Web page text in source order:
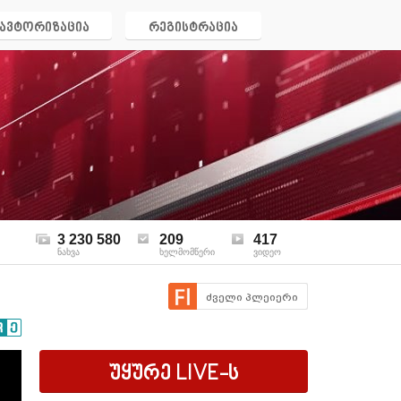
ავტორიზაცია რეგისტრაცია
3 230 580
ნახვა
209
ხელმომწერი
417
ვიდეო
ძველი პლეიერი
უყურე LIVE-ს